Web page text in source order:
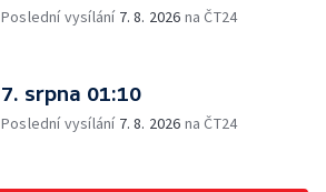
Poslední vysílání 7. 8. 2026 na ČT24
7. srpna 01:10
Poslední vysílání 7. 8. 2026 na ČT24